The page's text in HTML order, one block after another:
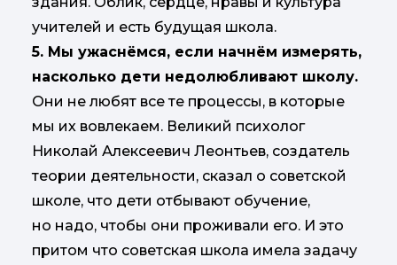
учителей и есть будущая школа.
5. Мы ужаснёмся, если начнём измерять,
насколько дети недолюбливают школу.
Они не любят все те процессы, в которые
мы их вовлекаем. Великий психолог
Николай Алексеевич Леонтьев, создатель
теории деятельности, сказал о советской
школе, что дети отбывают обучение,
но надо, чтобы они проживали его. И это
притом что советская школа имела задачу